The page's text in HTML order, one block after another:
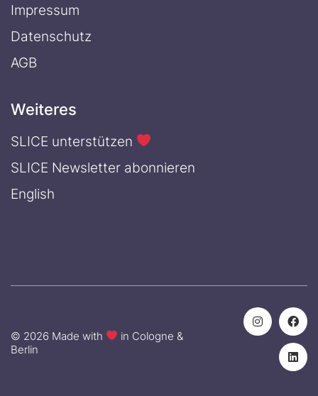
Impressum
Datenschutz
AGB
Weiteres
SLICE unterstützen
SLICE Newsletter abonnieren
English
© 2026 Made with
in Cologne &
Berlin